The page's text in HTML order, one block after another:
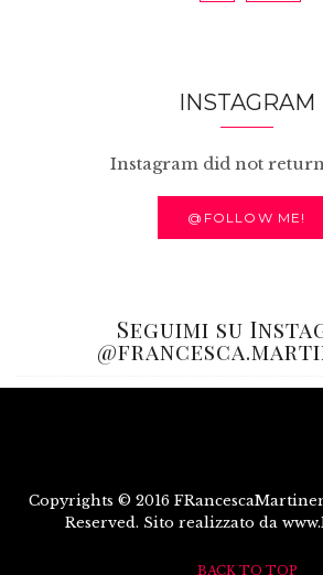
INSTAGRAM
Instagram did not
@FOLLOW ME!
Seguimi su
Copyrights © 2016
Reserved. Sito realizzato da
BACK TO TOP